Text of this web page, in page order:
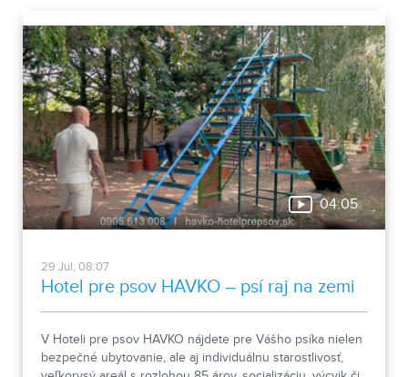
letný večer plný hudby, dobrej nálady a výnimočnej
atmosféry. Tešíme sa na vás! Vstup je voľný.
04:05
29.Jul, 08:07
Hotel pre psov HAVKO – psí raj na zemi
V Hoteli pre psov HAVKO nájdete pre Vášho psíka nielen
bezpečné ubytovanie, ale aj individuálnu starostlivosť,